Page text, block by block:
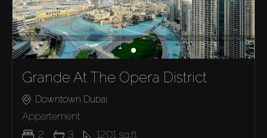
Grande At The Opera District
Downtown Dubai
Appartement
2
3 1201 sq.ft